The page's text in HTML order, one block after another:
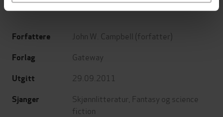
Forfattere John W. Campbell (forfatter)
Forlag Gateway
Utgitt 29.09.2011
Sjanger Skjønnlitteratur Fantasy og science
fiction